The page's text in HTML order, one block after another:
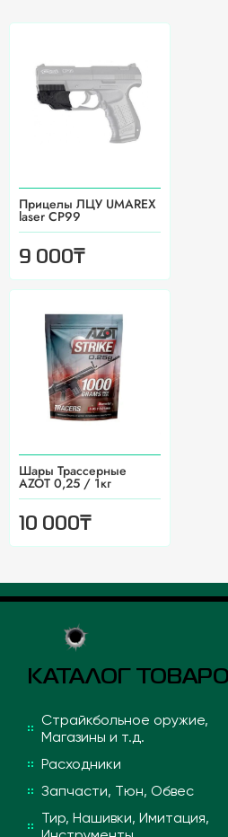
Прицелы ЛЦУ UMAREX
laser CP99
9 000₸
Шары Трассерные
AZOT 0,25 / 1кг
10 000₸
КАТАЛОГ
Страйкбольное оружие,
Магазины и т.д.
Расходники
Запчасти, Тюн, Обвес
Тир, Нашивки, Имитация,